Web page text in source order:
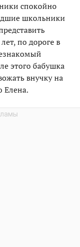
спокойно
школьники
по дороге в
этого бабушка
внучку на
Елена.